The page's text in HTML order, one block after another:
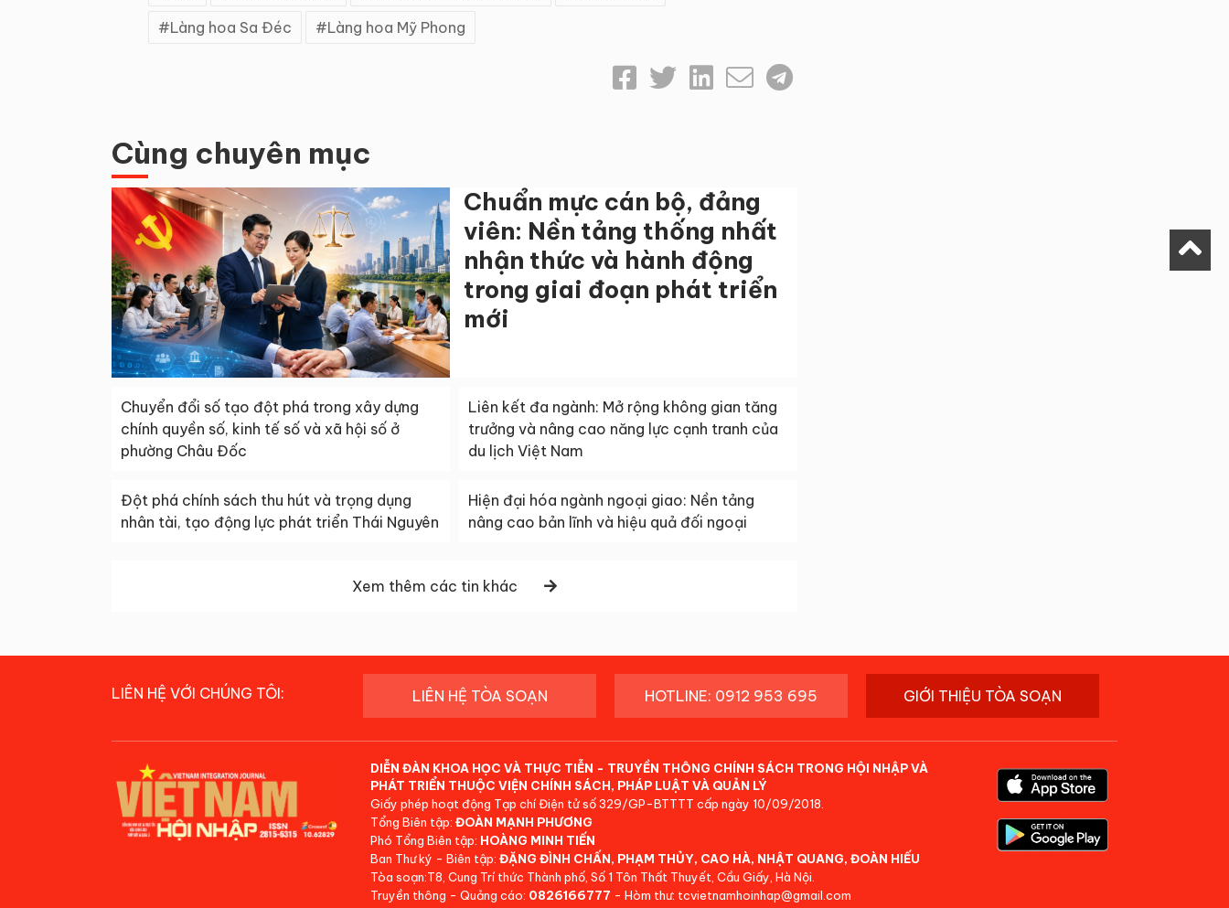
Làng hoa Sa Đéc Làng hoa Mỹ Phong
Cùng chuyên mục
Chuẩn mực cán bộ, đảng
viên: Nền tảng thống nhất
nhận thức và hành động
trong giai đoạn phát triển
mới
Chuyển đổi số tạo đột phá trong xây dựng
chính quyền số, kinh tế số và xã hội số ở
phường Châu Đốc
Liên kết đa ngành: Mở rộng không gian tăng
trưởng và nâng cao năng lực cạnh tranh của
du lịch Việt Nam
Đột phá chính sách thu hút và trọng dụng
nhân tài, tạo động lực phát triển Thái Nguyên
Hiện đại hóa ngành ngoại giao: Nền tảng
nâng cao bản lĩnh và hiệu quả đối ngoại
Xem thêm các tin khác
LIÊN HỆ VỚI CHÚNG TÔI: LIÊN HỆ TÒA SOẠN HOTLINE: 0912 953 695 GIỚI THIỆU TÒA SOẠN
DIỄN ĐÀN KHOA HỌC VÀ THỰC TIỄN - TRUYỀN THÔNG CHÍNH SÁCH TRONG HỘI NHẬP VÀ
PHÁT TRIỂN THUỘC VIỆN CHÍNH SÁCH, PHÁP LUẬT VÀ QUẢN LÝ
Giấy phép hoạt động Tạp chí Điện tử số 329/GP-BTTTT cấp ngày 10/09/2018.
Tổng Biên tập: ĐOÀN MẠNH PHƯƠNG
Phó Tổng Biên tập: HOÀNG MINH TIẾN
Ban Thư ký - Biên tập: ĐẶNG ĐÌNH CHẤN, PHẠM THỦY, CAO HÀ, NHẬT QUANG, ĐOÀN HIẾU
Tòa soạn:T8, Cung Trí thức Thành phố, Số 1 Tôn Thất Thuyết, Cầu Giấy, Hà Nội.
Truyền thông - Quảng cáo: 0826166777 - Hòm thư: tcvietnamhoinhap@gmail.com